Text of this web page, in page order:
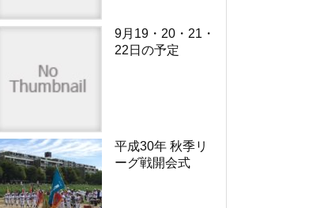
9月19・20・21・
22日の予定
平成30年 秋季リ
ーグ戦開会式